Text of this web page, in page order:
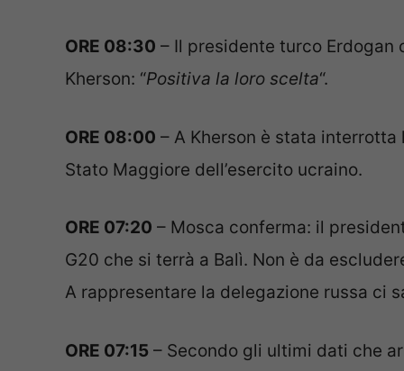
ORE 08:30 – Il presidente turco Erdogan
Kherson: “Positiva la loro scelta“.
ORE 08:00 – A Kherson è stata
Stato Maggiore dell’esercito ucraino.
ORE 07:20 – Mosca conferma: il
G20 che si terrà a Balì. Non è da
A rappresentare la delegazione russa ci
ORE 07:15 – Secondo gli ultimi dati che